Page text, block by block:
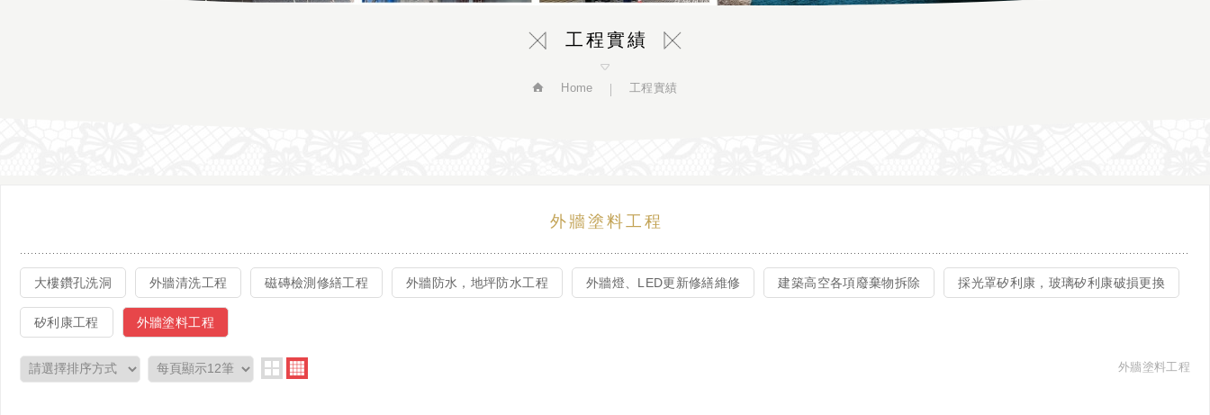
工程實績
Home 工程實績
外牆塗料工程
大樓鑽孔洗洞 外牆清洗工程 磁磚檢測修繕工程 外牆防水，地坪防水工程 外牆燈、LED更新修繕維修 建築高空各項廢棄物拆除 採光罩矽利康，玻璃矽利康破損更換
矽利康工程 外牆塗料工程
外牆塗料工程